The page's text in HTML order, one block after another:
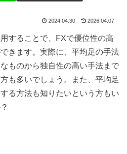
2024.04.30 2026.04.07
することで、 FXで優位性の高
きます。実際に、平均足の手法
ものから独自性の高い手法まで
も多いでしょう。また、平均足
る方法も知りたいという方もい